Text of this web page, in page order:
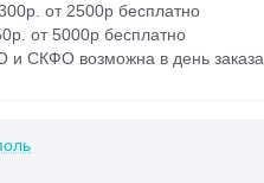
от 2500р бесплатно
от 5000р бесплатно
СКФО возможна в день заказа